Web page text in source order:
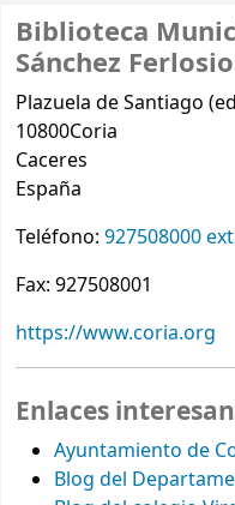
Enlaces
Ayuntamiento de
Blog del
Biblioteca
Sánchez
Plazuela de Santiago
10800Coria
Caceres
España
Teléfono: 927508000
Fax: 927508001
https://www.coria.org